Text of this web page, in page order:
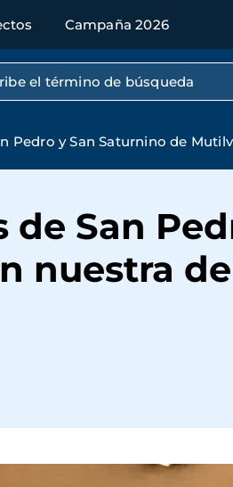
Campaña 2026
por texto completo
Pedro y San Saturnino de
San
nuestra